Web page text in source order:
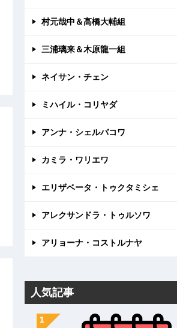
村元哉中＆高橋大輔組
三浦璃来＆木原龍一組
ネイサン・チェン
ミハイル・コリヤダ
アンナ・シェルバコワ
カミラ・ワリエワ
エリザベータ・トゥクタミシェ
アレクサンドラ・トゥルソワ
アリョーナ・コストルナヤ
人気記事